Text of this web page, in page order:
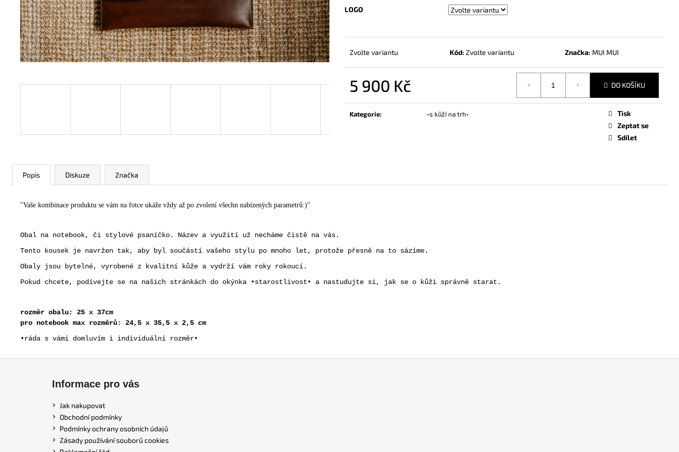
LOGO
Zvolte variantu Kód: Zvolte variantu Značka: MUI MUI
5 900 Kč DO KOŠÍKU
Kategorie: •s kůží na trh•
Tisk
Zeptat se
Sdílet
Popis Diskuze Značka
"Vaše kombinace produktu se vám na fotce ukáže vždy až po zvolení všechn nabízených parametrů:)"
Obal na notebook, či stylové psaníčko. Název a využití už necháme čistě na vás.
Tento kousek je navržen tak, aby byl součástí vašeho stylu po mnoho let, protože přesně na to sázíme.
Obaly jsou bytelné, vyrobené z kvalitní kůže a vydrží vám roky rokoucí.
Pokud chcete, podívejte se na našich stránkách do okýnka •starostlivost• a nastudujte si, jak se o kůži správně starat.
rozměr obalu: 25 x 37cm
pro notebook max rozměrů: 24,5 x 35,5 x 2,5 cm
•ráda s vámi domluvím i individuální rozměr•
SMART CLUTCH & CASE & BAG •FOR
IPAD
4 500 Kč
SMART CLUTCH & CASE & BAG •FOR
NOTEBOOK
5 900 Kč
BALZÁM NA KŮŽI
Informace pro vás
Jak nakupovat
Obchodní podmínky
Podmínky ochrany osobních údajů
Zásady používání souborů cookies